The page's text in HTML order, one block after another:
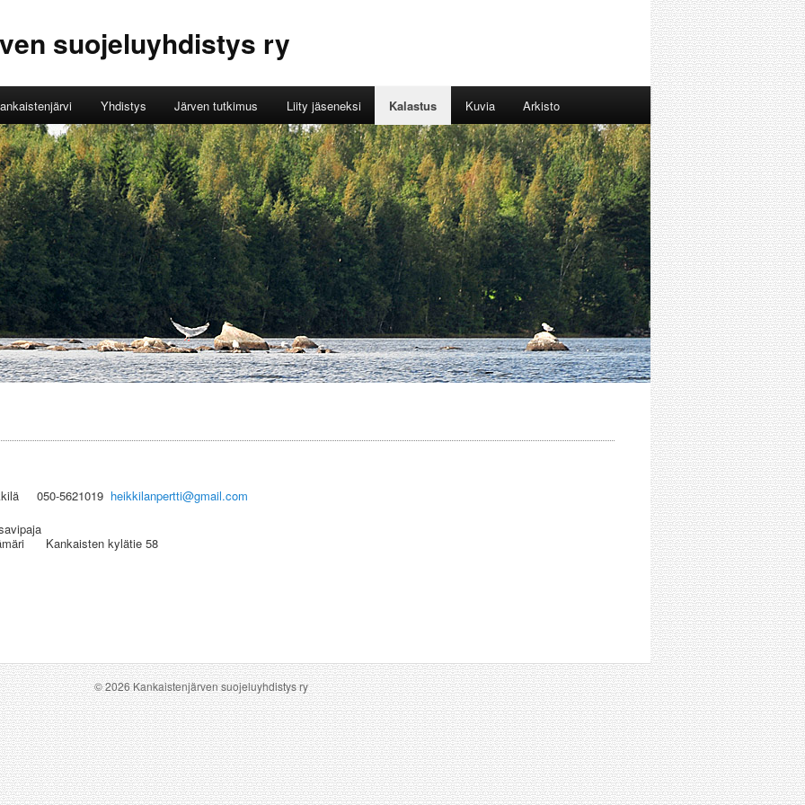
suojeluyhdistys ry
Yhdistys Järven tutkimus Liity jäseneksi Kalastus Kuvia Arkisto
050-5621019 heikkilanpertti@gmail.com
kylätie 58
© 2026 Kankaistenjärven suojeluyhdistys ry